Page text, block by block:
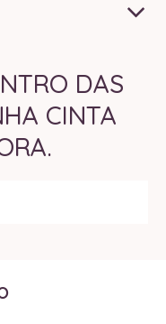
DAS
CINTA